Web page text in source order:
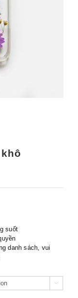
suốt
danh sách, vui
